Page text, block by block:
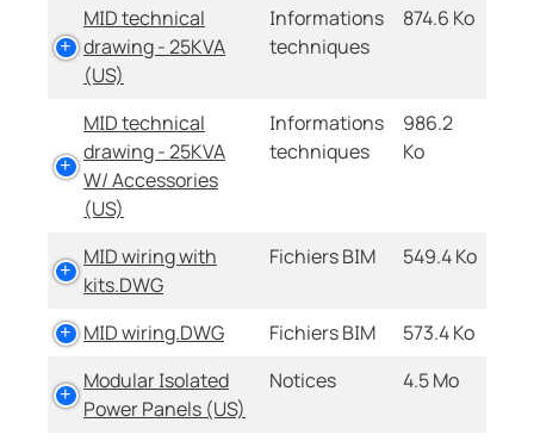
MID technical
drawing - 25KVA
(US)
Informations
techniques
874.6 Ko
MID technical
drawing - 25KVA
W/ Accessories
(US)
Informations
techniques
986.2
Ko
MID wiring with
kits.DWG
Fichiers BIM 549.4 Ko
MID wiring.DWG Fichiers BIM
573.4 Ko
Modular Isolated
Power Panels (US)
Notices 4.5 Mo